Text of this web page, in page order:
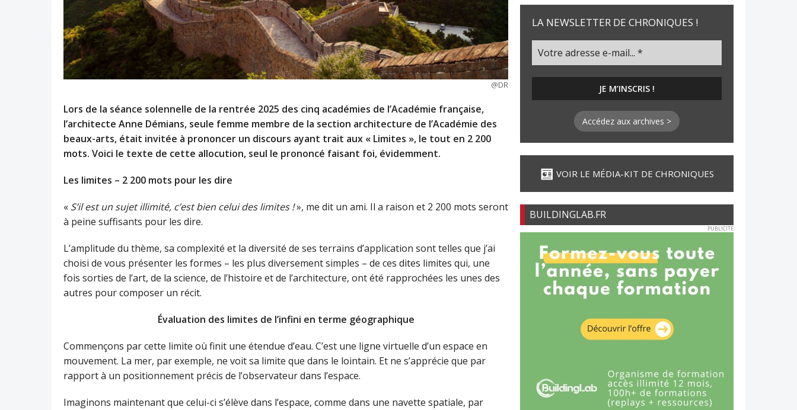
@DR
Lors de la séance solennelle de la rentrée 2025 des cinq académies de l’Académie française,
l’architecte Anne Démians, seule femme membre de la section architecture de l’Académie des
beaux-arts, était invitée à prononcer un discours ayant trait aux « Limites », le tout en 2 200
mots. Voici le texte de cette allocution, seul le prononcé faisant foi, évidemment.
Les limites – 2 200 mots pour les dire
« S’il est un sujet illimité, c’est bien celui des limites !», me dit un ami. Il a raison et 2 200 mots seront
à peine suffisants pour les dire.
L’amplitude du thème, sa complexité et la diversité de ses terrains d’application sont telles que j’ai
choisi de vous présenter les formes – les plus diversement simples – de ces dites limites qui, une
fois sorties de l’art, de la science, de l’histoire et de l’architecture, ont été rapprochées les unes des
autres pour composer un récit.
Évaluation des limites de l’infini en terme géographique
Commençons par cette limite où finit une étendue d’eau. C’est une ligne virtuelle d’un espace en
mouvement. La mer, par exemple, ne voit sa limite que dans le lointain. Et ne s’apprécie que par
rapport à un positionnement précis de l’observateur dans l’espace.
Imaginons maintenant que celui-ci s’élève dans l’espace, comme dans une navette spatiale, par
LA NEWSLETTER DE CHRONIQUES !
Accédez aux archives >
VOIR LE MÉDIA-KIT DE CHRONIQUES
BUILDINGLAB.FR
PUBLICITE